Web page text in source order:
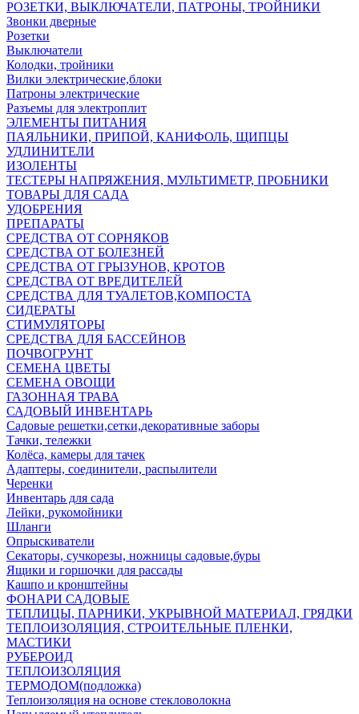
РОЗЕТКИ, ВЫКЛЮЧАТЕЛИ, ПАТРОНЫ, ТРОЙНИКИ
Звонки дверные
Розетки
Выключатели
Колодки, тройники
Вилки электрические,блоки
Патроны электрические
Разъемы для электроплит
ЭЛЕМЕНТЫ ПИТАНИЯ
ПАЯЛЬНИКИ, ПРИПОЙ, КАНИФОЛЬ, ЩИПЦЫ
УДЛИНИТЕЛИ
ИЗОЛЕНТЫ
ТЕСТЕРЫ НАПРЯЖЕНИЯ, МУЛЬТИМЕТР, ПРОБНИКИ
ТОВАРЫ ДЛЯ САДА
УДОБРЕНИЯ
ПРЕПАРАТЫ
СРЕДСТВА ОТ СОРНЯКОВ
СРЕДСТВА ОТ БОЛЕЗНЕЙ
СРЕДСТВА ОТ ГРЫЗУНОВ, КРОТОВ
СРЕДСТВА ОТ ВРЕДИТЕЛЕЙ
СРЕДСТВА ДЛЯ ТУАЛЕТОВ,КОМПОСТА
СИДЕРАТЫ
СТИМУЛЯТОРЫ
СРЕДСТВА ДЛЯ БАССЕЙНОВ
ПОЧВОГРУНТ
СЕМЕНА ЦВЕТЫ
СЕМЕНА ОВОЩИ
ГАЗОННАЯ ТРАВА
САДОВЫЙ ИНВЕНТАРЬ
Садовые решетки,сетки,декоративные заборы
Тачки, тележки
Колёса, камеры для тачек
Адаптеры, соединители, распылители
Черенки
Инвентарь для сада
Лейки, рукомойники
Шланги
Опрыскиватели
Секаторы, сучкорезы, ножницы садовые,буры
Ящики и горшочки для рассады
Кашпо и кронштейны
ФОНАРИ САДОВЫЕ
ТЕПЛИЦЫ, ПАРНИКИ, УКРЫВНОЙ МАТЕРИАЛ, ГРЯДКИ
ТЕПЛОИЗОЛЯЦИЯ, СТРОИТЕЛЬНЫЕ ПЛЕНКИ,
МАСТИКИ
РУБЕРОИД
ТЕПЛОИЗОЛЯЦИЯ
ТЕРМОДОМ(подложка)
Теплоизоляция на основе стекловолокна